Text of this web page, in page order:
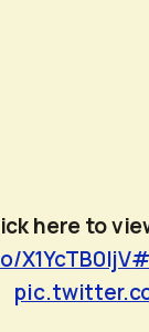
here to
X1YcTB0ljV